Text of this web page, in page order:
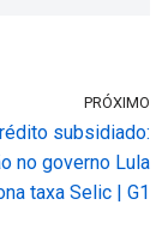
PRÓXIMO
subsidiado:
no governo Lula
taxa Selic | G1